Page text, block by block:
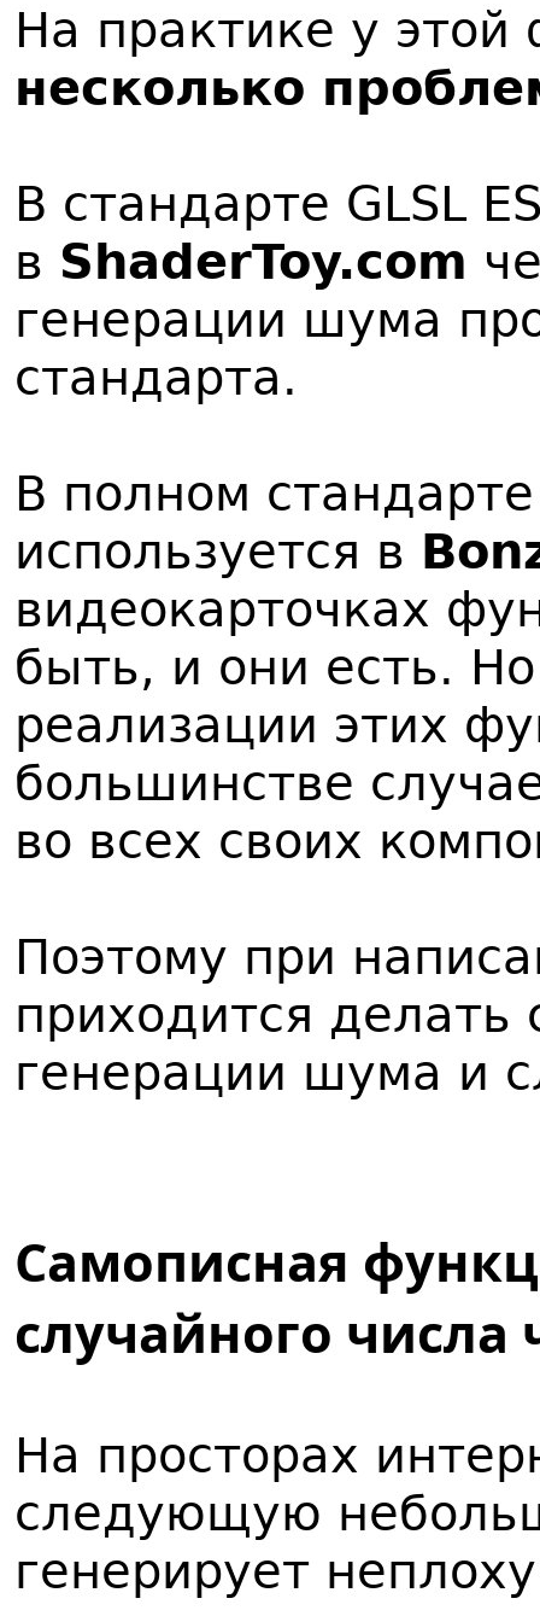
На практике у
несколько
В стандарте GLSL
в ShaderToy.com
генерации шума
стандарта.
В полном
используется в
видеокарточках
быть, и они есть.
реализации этих
большинстве
во всех своих
Поэтому при
приходится
генерации шума и
Самописная
случайного числа
На просторах
следующую
генерирует